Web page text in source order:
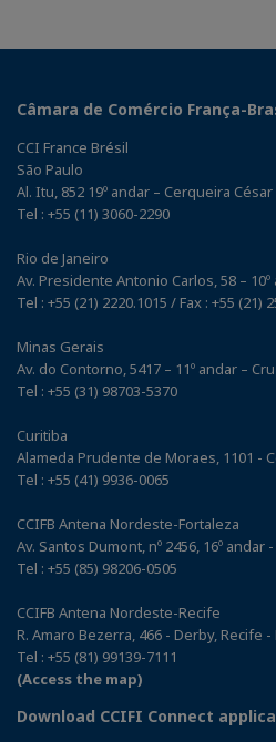
Câmara de Comércio França-
CCI France Brésil
São Paulo
Al. Itu, 852 19º andar – Cerqueira
Tel : +55 (11) 3060-2290
Rio de Janeiro
Av. Presidente Antonio Carlos, 58 –
Tel : +55 (21) 2220.1015 / Fax : +55 (21)
Minas Gerais
Av. do Contorno, 5417 – 11º andar –
Tel : +55 (31) 98703-5370
Curitiba
Alameda Prudente de Moraes, 1101 -
Tel : +55 (41) 9936-0065
CCIFB Antena Nordeste-Fortaleza
Av. Santos Dumont, nº 2456, 16º andar
Tel : +55 (85) 98206-0505
CCIFB Antena Nordeste-Recife
R. Amaro Bezerra, 466 - Derby, Recife -
Tel : +55 (81) 99139-7111
(Access the map)
Download CCIFI Connect